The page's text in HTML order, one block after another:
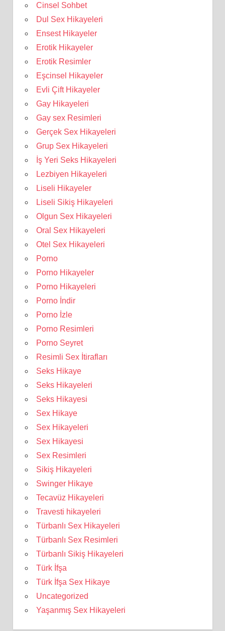
Cinsel Sohbet
Dul Sex Hikayeleri
Ensest Hikayeler
Erotik Hikayeler
Erotik Resimler
Eşcinsel Hikayeler
Evli Çift Hikayeler
Gay Hikayeleri
Gay sex Resimleri
Gerçek Sex Hikayeleri
Grup Sex Hikayeleri
İş Yeri Seks Hikayeleri
Lezbiyen Hikayeleri
Liseli Hikayeler
Liseli Sikiş Hikayeleri
Olgun Sex Hikayeleri
Oral Sex Hikayeleri
Otel Sex Hikayeleri
Porno
Porno Hikayeler
Porno Hikayeleri
Porno İndir
Porno İzle
Porno Resimleri
Porno Seyret
Resimli Sex İtirafları
Seks Hikaye
Seks Hikayeleri
Seks Hikayesi
Sex Hikaye
Sex Hikayeleri
Sex Hikayesi
Sex Resimleri
Sikiş Hikayeleri
Swinger Hikaye
Tecavüz Hikayeleri
Travesti hikayeleri
Türbanlı Sex Hikayeleri
Türbanlı Sex Resimleri
Türbanlı Sikiş Hikayeleri
Türk İfşa
Türk İfşa Sex Hikaye
Uncategorized
Yaşanmış Sex Hikayeleri